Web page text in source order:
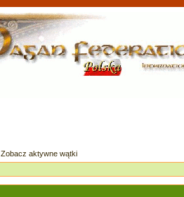
Zobacz aktywne wątki